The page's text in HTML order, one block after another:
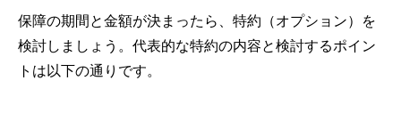
保障の期間と金額が決まったら、特約（オプション）を
検討しましょう。代表的な特約の内容と検討するポイン
トは以下の通りです。